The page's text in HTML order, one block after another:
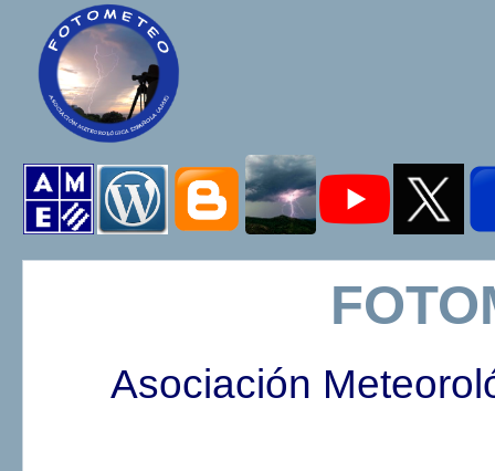
Asociación